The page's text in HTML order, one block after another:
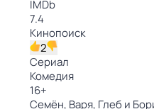
IMDb
7.4
Кинопоиск
2
Сериал
Комедия
16+
Семён, Варя, Глеб и